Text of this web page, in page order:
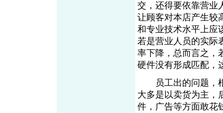
交，还得要依靠营业
让顾客对本店产生较
和专业技术水平上应
若是营业人员的实际
率下降，总而言之，
硬件没有形成匹配，
员工出的问题，根
大多是以卖货为主，
件，广告等方面敢花